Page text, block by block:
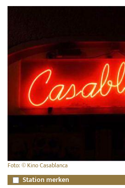
Foto: © Kino Casablanca
Station merken